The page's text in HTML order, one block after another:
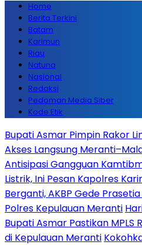
Home
Berita Terkini
Batam
Karimun
Riau
Natuna
Nasional
Redaksi
Pedoman Media Siber
Kode Etik
Bupati Asmar Pimpin Rakor
Akses Langsung
Antisipasi Gangguan
Listrik, Ini Pesan Kapolres
Berganti, AKBP Gede
Polres Kepulauan Meranti
Bupati Asmar Pastikan
di Kepulauan Meranti